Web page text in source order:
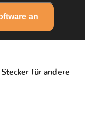
an
für andere